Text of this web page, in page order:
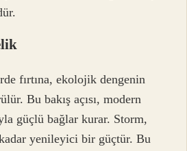
fırtına, ekolojik dengenin
Bu bakış açısı, modern
güçlü bağlar kurar. Storm,
yenileyici bir güçtür. Bu